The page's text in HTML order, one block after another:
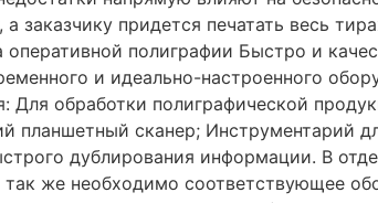
заказчику придется печатать весь
полиграфии Быстро и
и идеально-настроенного
Для обработки полиграфической
сканер; Инструментарий
дублирования информации. В
же необходимо соответствующее